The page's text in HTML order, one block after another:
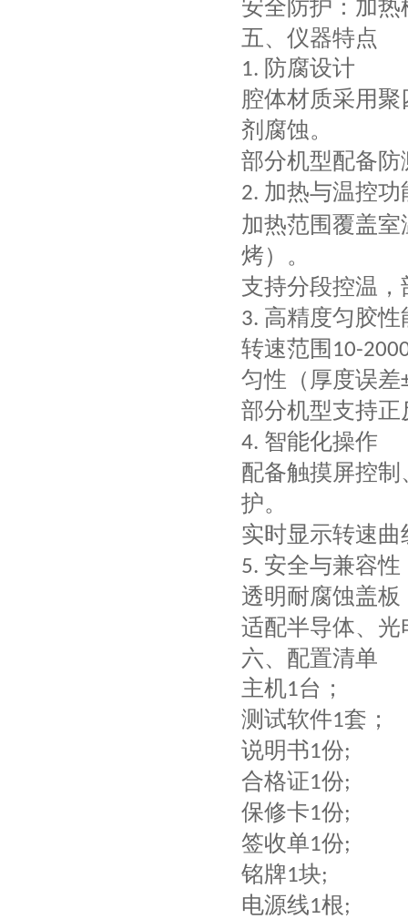
安全防护 ：加
五、仪器特点
1. 防腐设计
腔体材质采用聚
剂腐蚀。
部分机型配备
‌2. 加热与温控功
加热范围覆盖室
烤） 。
支持分段控温
‌3. 高精度匀胶性
转速范围 ‌10-
匀性（厚度误差
部分机型支持正
‌4. 智能化操作
配备触摸屏控制
护。
实时显示转速曲
‌5. 安全与兼容性
透明耐腐蚀盖
适配半导体、光
六、配置清单
主机1台；
测试软件1套；
说明书1份;
合格证1份;
保修卡1份;
签收单1份;
铭牌1块;
电源线1根;